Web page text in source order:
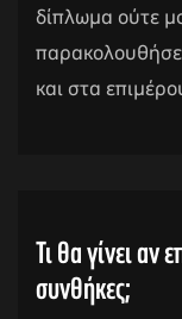
δίπλωμα ούτε
και στα
Τι θα γίνει αν
συνθήκες;